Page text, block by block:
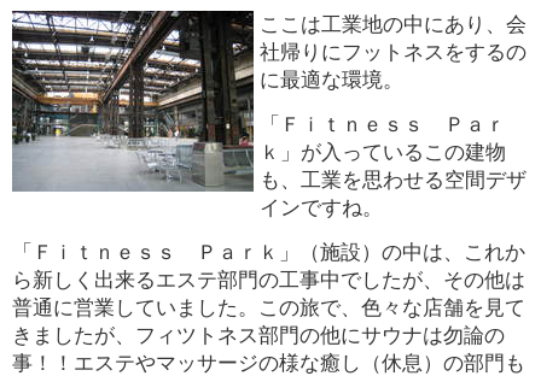
ここは工業地の中にあり、会
社帰りにフットネスをするの
に最適な環境。
「Ｆｉｔｎｅｓｓ Ｐａｒ
ｋ」が入っているこの建物
も、工業を思わせる空間デザ
インですね。
「Ｆｉｔｎｅｓｓ Ｐａｒｋ」（施設）の中は、これか
ら新しく出来るエステ部門の工事中でしたが、その他は
普通に営業していました。この旅で、色々な店舗を見て
きましたが、フィツトネス部門の他にサウナは勿論の
事！！エステやマッサージの様な癒し（休息）の部門も